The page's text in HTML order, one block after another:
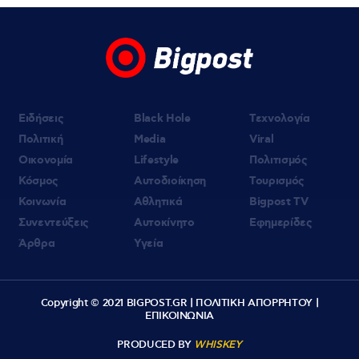
Ειδήσεις
Πολιτική
Οικονομία
Κόσμος
Κοινωνία
Συνεντεύξεις
Άρθρα
Black Hole
Media
Lifestyle
Αυτοδιοίκηση
Αθλητικά
Αυτοκίνητο
Υγεία
Τεχνολογία
Viral
Πολιτισμός
Τουρισμός
Bigpost TV
Εφημερίδες
Copyright © 2021 BIGPOST.GR | ΠΟΛΙΤΙΚΗ ΑΠΟΡΡΗΤΟΥ|
ΕΠΙΚΟΙΝΩΝΙΑ
PRODUCED BY WHISKEY